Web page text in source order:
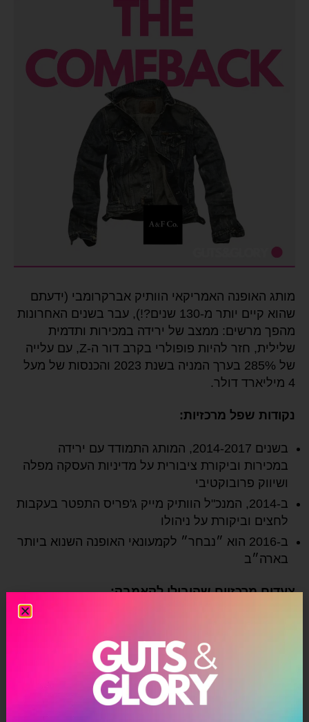
מותג האופנה האמריקאי הוותיק אברקרומבי (ידעתם
שהוא קיים יותר מ-130 שנים?!), עבר בשנים האחרונות
מהפך מרשים: ממצב של ירידה במכירות ותדמית
שלילית, חזר להיות פופולרי בקרב דור ה-Z, עם עלייה
של 285% בערך המניה בשנת 2023 והכנסות של מעל
4 מיליארד דולר.
נקודות שפל מרכזיות:
בשנים 2014-2017, המותג התמודד עם ירידה
במכירות וביקורת ציבורית על מדיניות העסקה מפלה
ושיווק פרובוקטיבי
ב-2014, המנכ"ל הוותיק מייק ג'פריס התפטר בעקבות
לחצים וביקורת על ניהולו
ב-2016 הוא ״נבחר״ לקמעונאי האופנה השנוא ביותר
בארה״ב
צעדים מרכזיים שהובילו לקאמבק:
חכמות שיחד החזירו את אברקרומבי ללב הרלוונטיות:
מעדכון נרחב של השפה המותגית, התמקדות בעיצובים
נקיים וקלאסיים יותר, הרחבת קהל היעד עם מעבר
לקהל בוגר יותר ולא רק בני נוער, הרחבת טווח המידות